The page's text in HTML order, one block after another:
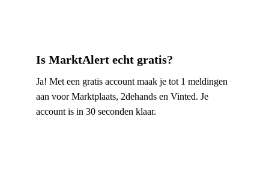
Is MarktAlert echt gratis?
Ja! Met een gratis account maak je tot 1 meldingen
aan voor Marktplaats, 2dehands en Vinted. Je
account is in 30 seconden klaar.